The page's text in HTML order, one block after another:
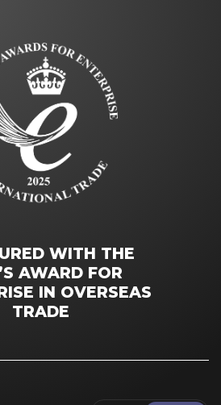
WITH THE
AWARD FOR
IN OVERSEAS
TRADE